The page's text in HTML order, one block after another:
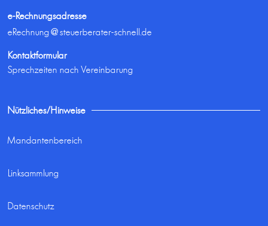
e-Rechnungsadresse
eRechnung@steuerberater-schnell.de
Kontaktformular
Sprechzeiten nach Vereinbarung
Nützliches/Hinweise
Mandantenbereich
Linksammlung
Datenschutz